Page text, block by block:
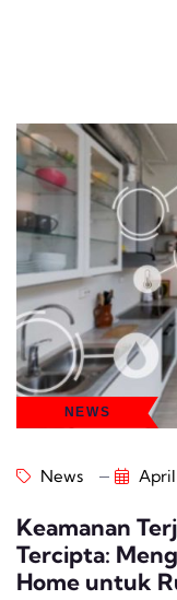
NEWS
News April
Keamanan
Tercipta:
Home untuk